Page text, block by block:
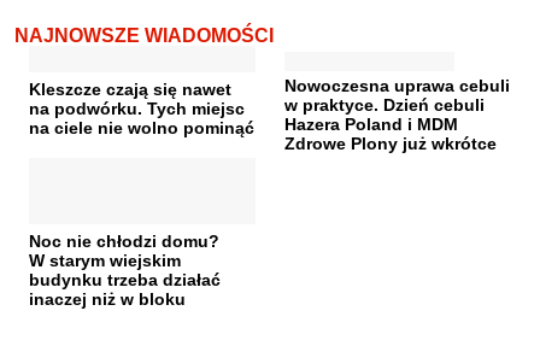
NAJNOWSZE WIADOMOŚCI
Kleszcze czają się nawet
na podwórku. Tych miejsc
na ciele nie wolno pominąć
Nowoczesna uprawa cebuli
w praktyce. Dzień cebuli
Hazera Poland i MDM
Zdrowe Plony już wkrótce
Noc nie chłodzi domu?
W starym wiejskim
budynku trzeba działać
inaczej niż w bloku